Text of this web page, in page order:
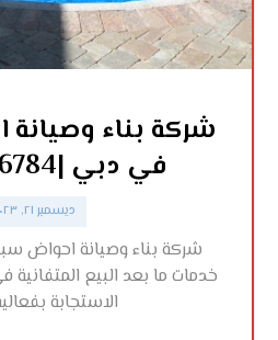
شركة بناء
في دبي |0558466784|
ديسمبر ٢١, ٢٠٢٣
شركة بناء وصيانة احواض
خدمات ما بعد البيع
الاستجابة